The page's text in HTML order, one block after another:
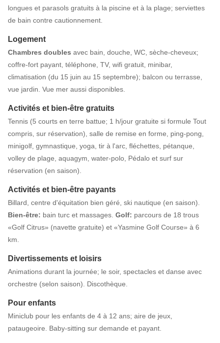
longues et parasols gratuits à la piscine et à la plage; serviettes
de bain contre cautionnement.
Logement
Chambres doubles avec bain, douche, WC, sèche-cheveux;
coffre-fort payant, téléphone, TV, wifi gratuit, minibar,
climatisation (du 15 juin au 15 septembre); balcon ou terrasse,
vue jardin. Vue mer aussi disponibles.
Activités et bien-être gratuits
Tennis (5 courts en terre battue; 1 h/jour gratuite si formule Tout
compris, sur réservation), salle de remise en forme, ping-pong,
minigolf, gymnastique, yoga, tir à l'arc, fléchettes, pétanque,
volley de plage, aquagym, water-polo, Pédalo et surf sur
réservation (en saison).
Activités et bien-être payants
Billard, centre d'équitation bien géré, ski nautique (en saison).
Bien-être: bain turc et massages. Golf: parcours de 18 trous
«Golf Citrus» (navette gratuite) et «Yasmine Golf Course» à 6
km.
Divertissements et loisirs
Animations durant la journée; le soir, spectacles et danse avec
orchestre (selon saison). Discothèque.
Pour enfants
Miniclub pour les enfants de 4 à 12 ans; aire de jeux,
pataugeoire. Baby-sitting sur demande et payant.